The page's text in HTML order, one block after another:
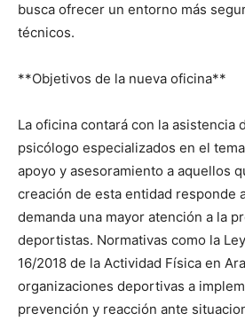
busca ofrecer un entorno más
técnicos.
**Objetivos de la nueva oficina**
La oficina contará con la asistencia
psicólogo especializados en el
apoyo y asesoramiento a aquellos
creación de esta entidad responde
demanda una mayor atención a la
deportistas. Normativas como la
16/2018 de la Actividad Física en
organizaciones deportivas a
prevención y reacción ante